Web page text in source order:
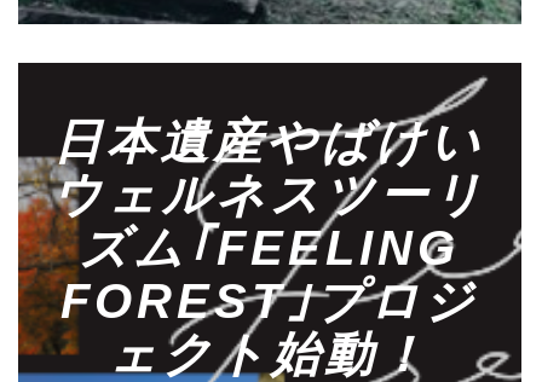
日本遺産やばけい
ウェルネスツーリ
ズム｢FEELING
FOREST｣プロジ
ェクト始動！